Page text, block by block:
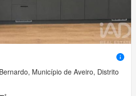
Município de Aveiro, Distrito